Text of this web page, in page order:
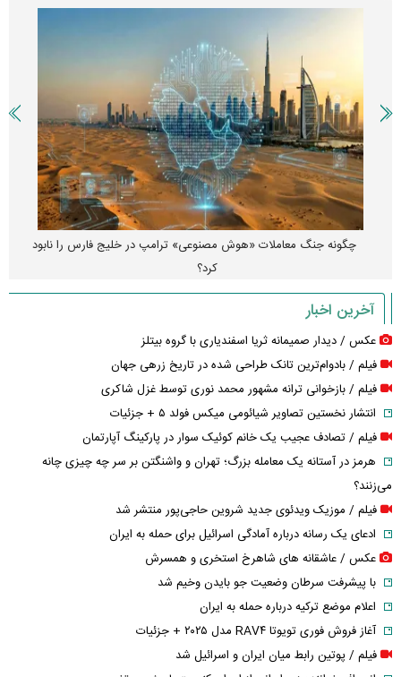
چگونه جنگ معاملات «هوش مصنوعی» ترامپ در خلیج فارس را نابود
کرد؟
آخرین اخبار
عکس / دیدار صمیمانه ثریا اسفندیاری با گروه بیتلز
فیلم / بادوام‌ترین تانک طراحی شده در تاریخ زرهی جهان
فیلم / بازخوانی ترانه مشهور محمد نوری توسط غزل شاکری
انتشار نخستین تصاویر شیائومی میکس فولد ۵ + جزئیات
فیلم / تصادف عجیب یک خانم کوئیک سوار در پارکینگ آپارتمان
هرمز در آستانه یک معامله بزرگ؛ تهران و واشنگتن بر سر چه چیزی چانه
می‌زنند؟
فیلم / موزیک ویدئوی جدید شروین حاجی‌پور منتشر شد
ادعای یک رسانه درباره آمادگی اسرائیل برای حمله به ایران
عکس / عاشقانه های شاهرخ استخری و همسرش
با پیشرفت سرطان وضعیت جو بایدن وخیم شد
اعلام موضع ترکیه درباره حمله به ایران
آغاز فروش فوری تویوتا RAV۴ مدل ۲۰۲۵ + جزئیات
فیلم / پوتین رابط میان ایران و اسرائیل شد